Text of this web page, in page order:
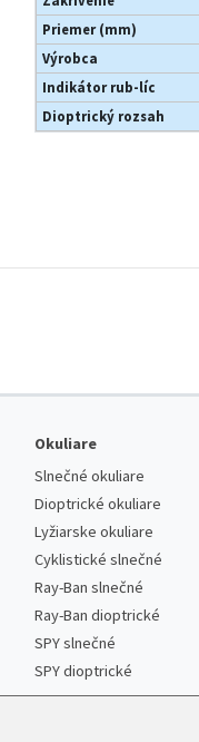
Priemer (mm)
Výrobca
Indikátor rub-líc
Dioptrický rozsah
Okuliare
Slnečné okuliare
Dioptrické okuliare
Lyžiarske okuliare
Cyklistické slnečné
Ray-Ban slnečné
Ray-Ban dioptrické
SPY slnečné
SPY dioptrické